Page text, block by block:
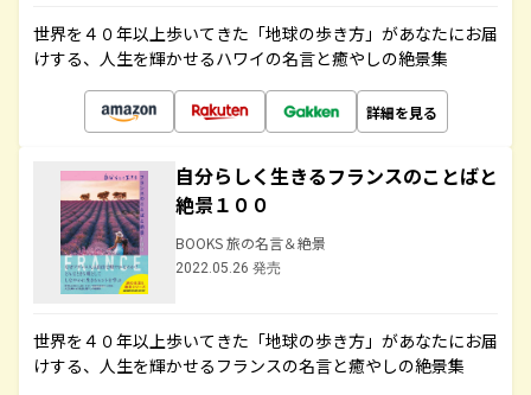
世界を４０年以上歩いてきた「地球の歩き方」があなたにお届
けする、人生を輝かせるハワイの名言と癒やしの絶景集
詳細を見る
自分らしく生きるフランスのことばと
絶景１００
BOOKS 旅の名言＆絶景
2022.05.26 発売
世界を４０年以上歩いてきた「地球の歩き方」があなたにお届
けする、人生を輝かせるフランスの名言と癒やしの絶景集